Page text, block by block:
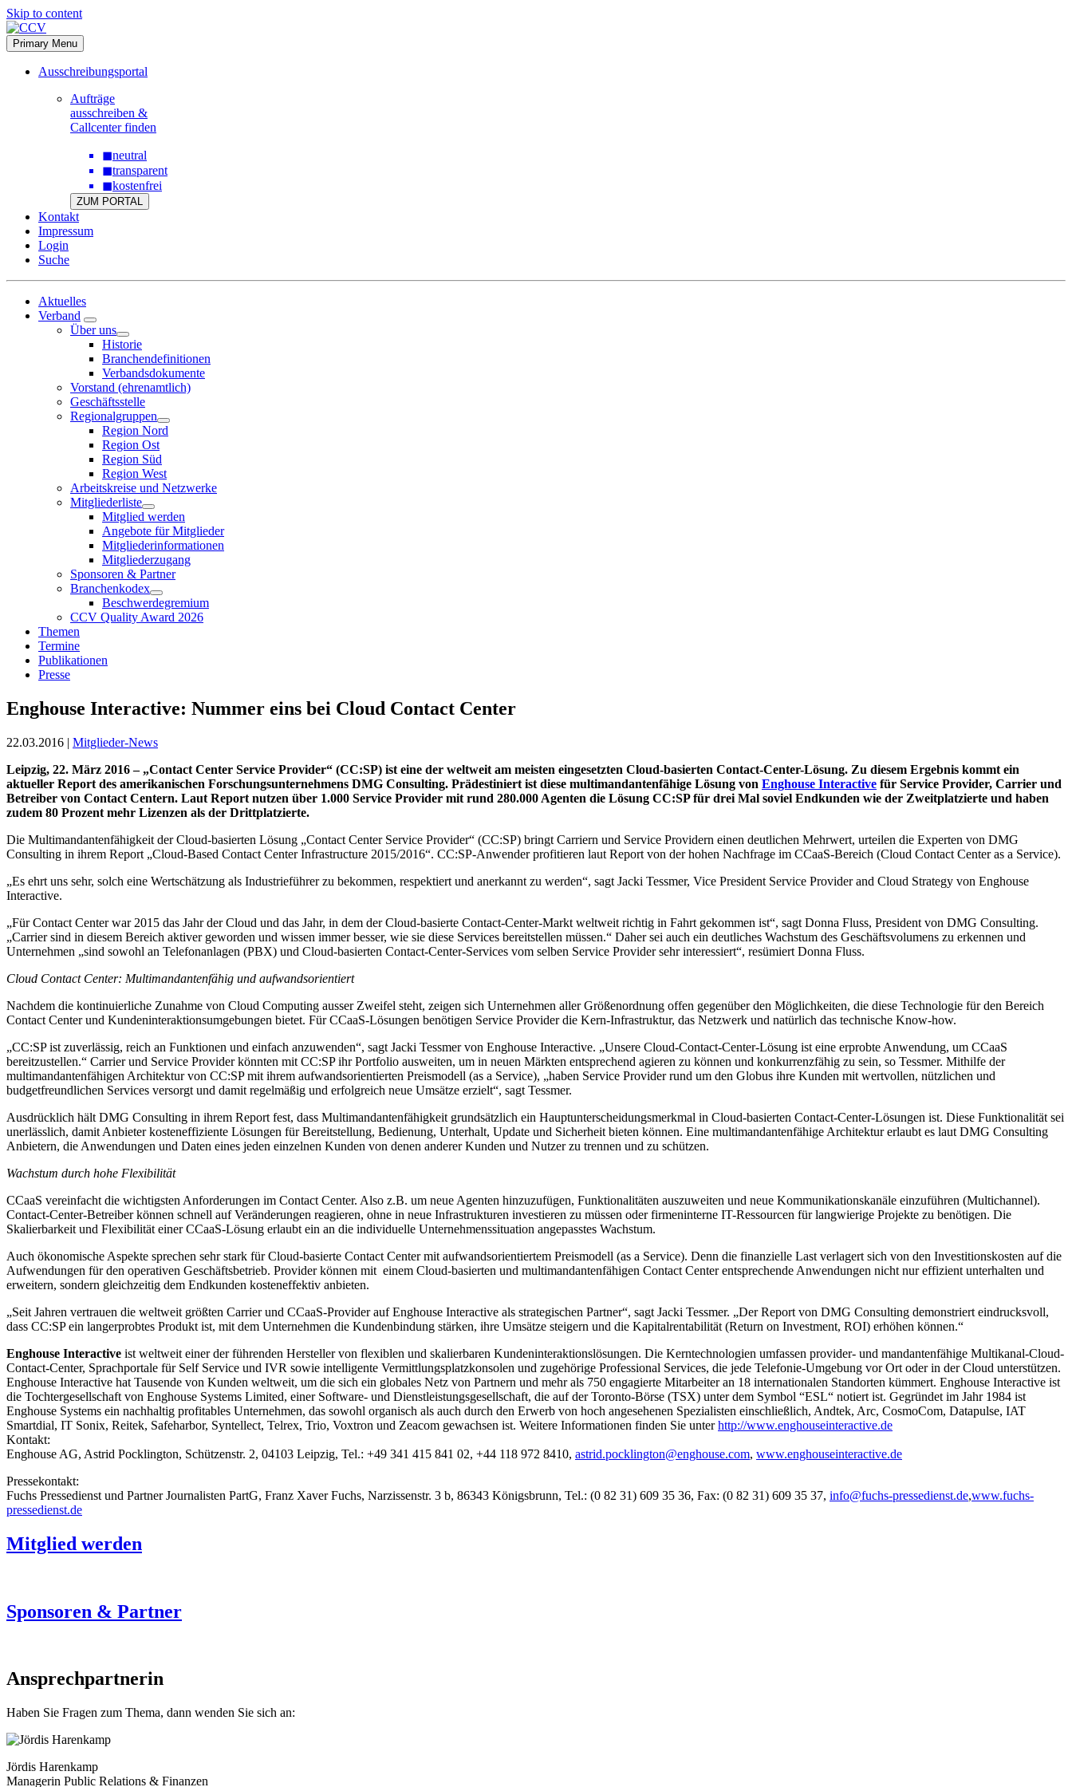
Skip to content
Primary Menu
Ausschreibungsportal
Aufträge
ausschreiben &
Callcenter finden
◼neutral
◼transparent
◼kostenfrei
ZUM PORTAL
Kontakt
Impressum
Login
Suche
Aktuelles
Verband
Über uns
Historie
Branchendefinitionen
Verbandsdokumente
Vorstand (ehrenamtlich)
Geschäftsstelle
Regionalgruppen
Region Nord
Region Ost
Region Süd
Region West
Arbeitskreise und Netzwerke
Mitgliederliste
Mitglied werden
Angebote für Mitglieder
Mitgliederinformationen
Mitgliederzugang
Sponsoren & Partner
Branchenkodex
Beschwerdegremium
CCV Quality Award 2026
Themen
Termine
Publikationen
Presse
Enghouse Interactive: Nummer eins bei Cloud Contact Center
22.03.2016 | Mitglieder-News
Leipzig, 22. März 2016 – „Contact Center Service Provider“ (CC:SP) ist eine der weltweit am meisten eingesetzten Cloud-basierten Contact-Center-Lösung. Zu diesem Ergebnis kommt ein
aktueller Report des amerikanischen Forschungsunternehmens DMG Consulting. Prädestiniert ist diese multimandantenfähige Lösung von Enghouse Interactive für Service Provider, Carrier und
Betreiber von Contact Centern. Laut Report nutzen über 1.000 Service Provider mit rund 280.000 Agenten die Lösung CC:SP für drei Mal soviel Endkunden wie der Zweitplatzierte und haben
zudem 80 Prozent mehr Lizenzen als der Drittplatzierte.
Die Multimandantenfähigkeit der Cloud-basierten Lösung „Contact Center Service Provider“ (CC:SP) bringt Carriern und Service Providern einen deutlichen Mehrwert, urteilen die Experten von DMG
Consulting in ihrem Report „Cloud-Based Contact Center Infrastructure 2015/2016“. CC:SP-Anwender profitieren laut Report von der hohen Nachfrage im CCaaS-Bereich (Cloud Contact Center as a Service).
„Es ehrt uns sehr, solch eine Wertschätzung als Industrieführer zu bekommen, respektiert und anerkannt zu werden“, sagt Jacki Tessmer, Vice President Service Provider and Cloud Strategy von Enghouse
Interactive.
„Für Contact Center war 2015 das Jahr der Cloud und das Jahr, in dem der Cloud-basierte Contact-Center-Markt weltweit richtig in Fahrt gekommen ist“, sagt Donna Fluss, President von DMG Consulting.
„Carrier sind in diesem Bereich aktiver geworden und wissen immer besser, wie sie diese Services bereitstellen müssen.“ Daher sei auch ein deutliches Wachstum des Geschäftsvolumens zu erkennen und
Unternehmen „sind sowohl an Telefonanlagen (PBX) und Cloud-basierten Contact-Center-Services vom selben Service Provider sehr interessiert“, resümiert Donna Fluss.
Cloud Contact Center: Multimandantenfähig und aufwandsorientiert
Nachdem die kontinuierliche Zunahme von Cloud Computing ausser Zweifel steht, zeigen sich Unternehmen aller Größenordnung offen gegenüber den Möglichkeiten, die diese Technologie für den Bereich
Contact Center und Kundeninteraktionsumgebungen bietet. Für CCaaS-Lösungen benötigen Service Provider die Kern-Infrastruktur, das Netzwerk und natürlich das technische Know-how.
„CC:SP ist zuverlässig, reich an Funktionen und einfach anzuwenden“, sagt Jacki Tessmer von Enghouse Interactive. „Unsere Cloud-Contact-Center-Lösung ist eine erprobte Anwendung, um CCaaS
bereitzustellen.“ Carrier und Service Provider könnten mit CC:SP ihr Portfolio ausweiten, um in neuen Märkten entsprechend agieren zu können und konkurrenzfähig zu sein, so Tessmer. Mithilfe der
multimandantenfähigen Architektur von CC:SP mit ihrem aufwandsorientierten Preismodell (as a Service), „haben Service Provider rund um den Globus ihre Kunden mit wertvollen, nützlichen und
budgetfreundlichen Services versorgt und damit regelmäßig und erfolgreich neue Umsätze erzielt“, sagt Tessmer.
Ausdrücklich hält DMG Consulting in ihrem Report fest, dass Multimandantenfähigkeit grundsätzlich ein Hauptunterscheidungsmerkmal in Cloud-basierten Contact-Center-Lösungen ist. Diese Funktionalität sei
unerlässlich, damit Anbieter kosteneffiziente Lösungen für Bereitstellung, Bedienung, Unterhalt, Update und Sicherheit bieten können. Eine multimandantenfähige Architektur erlaubt es laut DMG Consulting
Anbietern, die Anwendungen und Daten eines jeden einzelnen Kunden von denen anderer Kunden und Nutzer zu trennen und zu schützen.
Wachstum durch hohe Flexibilität
CCaaS vereinfacht die wichtigsten Anforderungen im Contact Center. Also z.B. um neue Agenten hinzuzufügen, Funktionalitäten auszuweiten und neue Kommunikationskanäle einzuführen (Multichannel).
Contact-Center-Betreiber können schnell auf Veränderungen reagieren, ohne in neue Infrastrukturen investieren zu müssen oder firmeninterne IT-Ressourcen für langwierige Projekte zu benötigen. Die
Skalierbarkeit und Flexibilität einer CCaaS-Lösung erlaubt ein an die individuelle Unternehmenssituation angepasstes Wachstum.
Auch ökonomische Aspekte sprechen sehr stark für Cloud-basierte Contact Center mit aufwandsorientiertem Preismodell (as a Service). Denn die finanzielle Last verlagert sich von den Investitionskosten auf die
Aufwendungen für den operativen Geschäftsbetrieb. Provider können mit einem Cloud-basierten und multimandantenfähigen Contact Center entsprechende Anwendungen nicht nur effizient unterhalten und
erweitern, sondern gleichzeitig dem Endkunden kosteneffektiv anbieten.
„Seit Jahren vertrauen die weltweit größten Carrier und CCaaS-Provider auf Enghouse Interactive als strategischen Partner“, sagt Jacki Tessmer. „Der Report von DMG Consulting demonstriert eindrucksvoll,
dass CC:SP ein langerprobtes Produkt ist, mit dem Unternehmen die Kundenbindung stärken, ihre Umsätze steigern und die Kapitalrentabilität (Return on Investment, ROI) erhöhen können.“
Enghouse Interactive ist weltweit einer der führenden Hersteller von flexiblen und skalierbaren Kundeninteraktionslösungen. Die Kerntechnologien umfassen provider- und mandantenfähige Multikanal-Cloud-
Contact-Center, Sprachportale für Self Service und IVR sowie intelligente Vermittlungsplatzkonsolen und zugehörige Professional Services, die jede Telefonie-Umgebung vor Ort oder in der Cloud unterstützen.
Enghouse Interactive hat Tausende von Kunden weltweit, um die sich ein globales Netz von Partnern und mehr als 750 engagierte Mitarbeiter an 18 internationalen Standorten kümmert. Enghouse Interactive ist
die Tochtergesellschaft von Enghouse Systems Limited, einer Software- und Dienstleistungsgesellschaft, die auf der Toronto-Börse (TSX) unter dem Symbol “ESL“ notiert ist. Gegründet im Jahr 1984 ist
Enghouse Systems ein nachhaltig profitables Unternehmen, das sowohl organisch als auch durch den Erwerb von hoch angesehenen Spezialisten einschließlich, Andtek, Arc, CosmoCom, Datapulse, IAT
Smartdial, IT Sonix, Reitek, Safeharbor, Syntellect, Telrex, Trio, Voxtron und Zeacom gewachsen ist. Weitere Informationen finden Sie unterhttp://www.enghouseinteractive.de
Kontakt:
Enghouse AG, Astrid Pocklington, Schützenstr. 2, 04103 Leipzig, Tel.: +49 341 415 841 02, +44 118 972 8410, astrid.pocklington@enghouse.com, www.enghouseinteractive.de
Pressekontakt:
Fuchs Pressedienst und Partner Journalisten PartG, Franz Xaver Fuchs, Narzissenstr. 3 b, 86343 Königsbrunn, Tel.: (0 82 31) 609 35 36, Fax: (0 82 31) 609 35 37, info@fuchs-pressedienst.de,www.fuchs-
pressedienst.de
Mitglied werden
Sponsoren & Partner
Ansprechpartnerin
Haben Sie Fragen zum Thema, dann wenden Sie sich an:
Jördis Harenkamp
Managerin Public Relations & Finanzen